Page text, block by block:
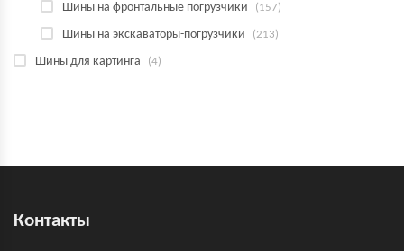
Шины на фронтальные погрузчики (157)
Шины на экскаваторы-погрузчики (213)
Шины для картинга (4)
Контакты